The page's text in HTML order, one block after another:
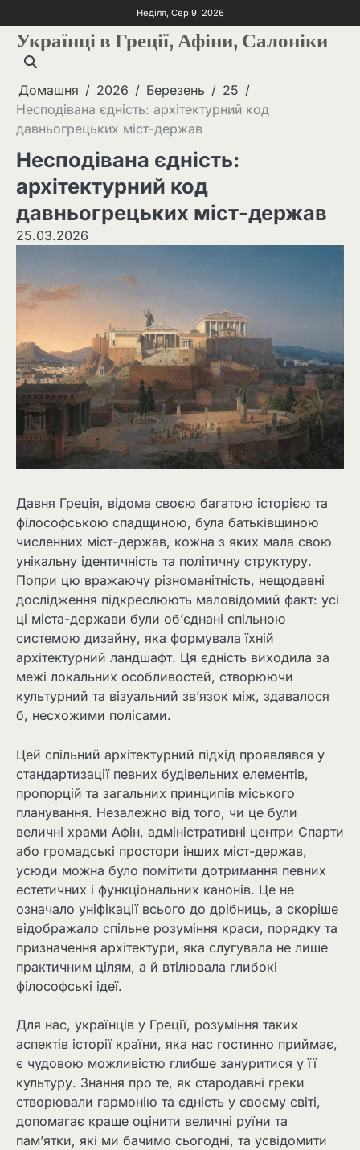
Неділя, Сер 9, 2026
Українці в Греції, Афіни, Салоніки
Домашня 2026 Березень
25
Несподівана єдність: архітектурний код
давньогрецьких міст-держав
Несподівана єдність:
архітектурний код
давньогрецьких міст-держав
25.03.2026
Давня Греція, відома своєю багатою історією та
філософською спадщиною, була батьківщиною
численних міст-держав, кожна з яких мала свою
унікальну ідентичність та політичну структуру.
Попри цю вражаючу різноманітність, нещодавні
дослідження підкреслюють маловідомий факт: усі
ці міста-держави були об’єднані спільною
системою дизайну, яка формувала їхній
архітектурний ландшафт. Ця єдність виходила за
межі локальних особливостей, створюючи
культурний та візуальний зв’язок між, здавалося
б, несхожими полісами.
Цей спільний архітектурний підхід проявлявся у
стандартизації певних будівельних елементів,
пропорцій та загальних принципів міського
планування. Незалежно від того, чи це були
величні храми Афін, адміністративні центри Спарти
або громадські простори інших міст-держав,
усюди можна було помітити дотримання певних
естетичних і функціональних канонів. Це не
означало уніфікації всього до дрібниць, а скоріше
відображало спільне розуміння краси, порядку та
призначення архітектури, яка слугувала не лише
практичним цілям, а й втілювала глибокі
філософські ідеї.
Для нас, українців у Греції, розуміння таких
аспектів історії країни, яка нас гостинно приймає,
є чудовою можливістю глибше зануритися у її
культуру. Знання про те, як стародавні греки
створювали гармонію та єдність у своєму світі,
допомагає краще оцінити величні руїни та
пам’ятки, які ми бачимо сьогодні, та усвідомити